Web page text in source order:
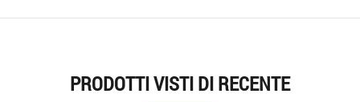
PRODOTTI VISTI DI RECENTE